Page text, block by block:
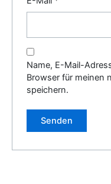
Name, E-Mail-
Browser für meinen
speichern.